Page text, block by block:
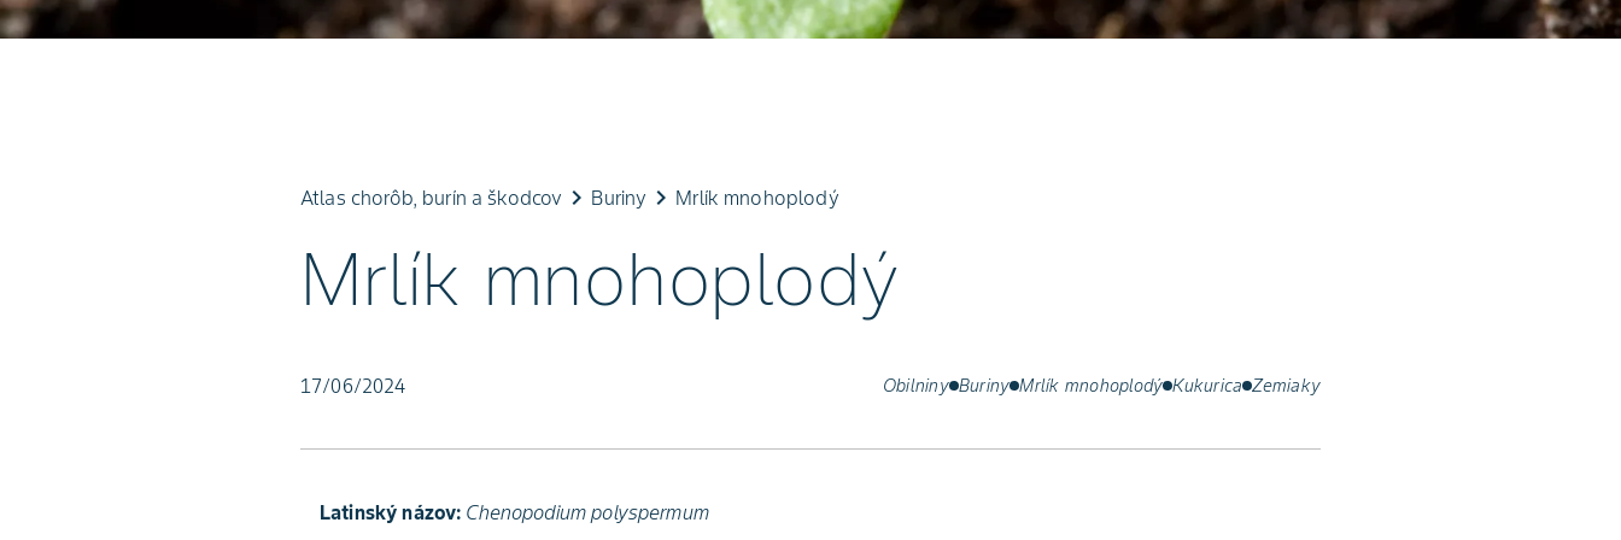
Atlas chorôb, burín a škodcov keyboard_arrow_right Buriny keyboard_arrow_right Mrlík mnohoplodý
Mrlík mnohoplodý
17/06/2024 Obilniny Buriny Mrlík mnohoplodý Kukurica Zemiaky
Latinský názov: Chenopodium polyspermum